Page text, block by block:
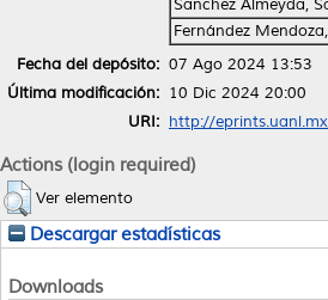
Sanchez Almeyda,
Fernández
Fecha del depósito: 07 Ago 2024 13:53
Última modificación: 10 Dic 2024 20:00
URI: http://
Actions (login required)
Ver elemento
Descargar estadísticas
Downloads